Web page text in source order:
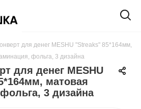
для денег MESHU "Streaks" 85*164мм,
фольга, 3 дизайна
для денег MESHU
матовая
3 дизайна